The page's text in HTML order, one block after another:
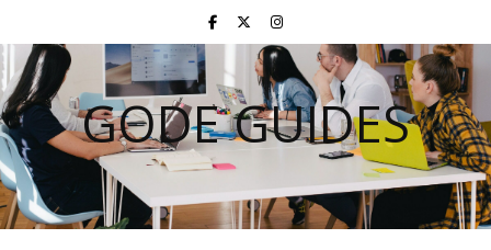
GODE GUIDES